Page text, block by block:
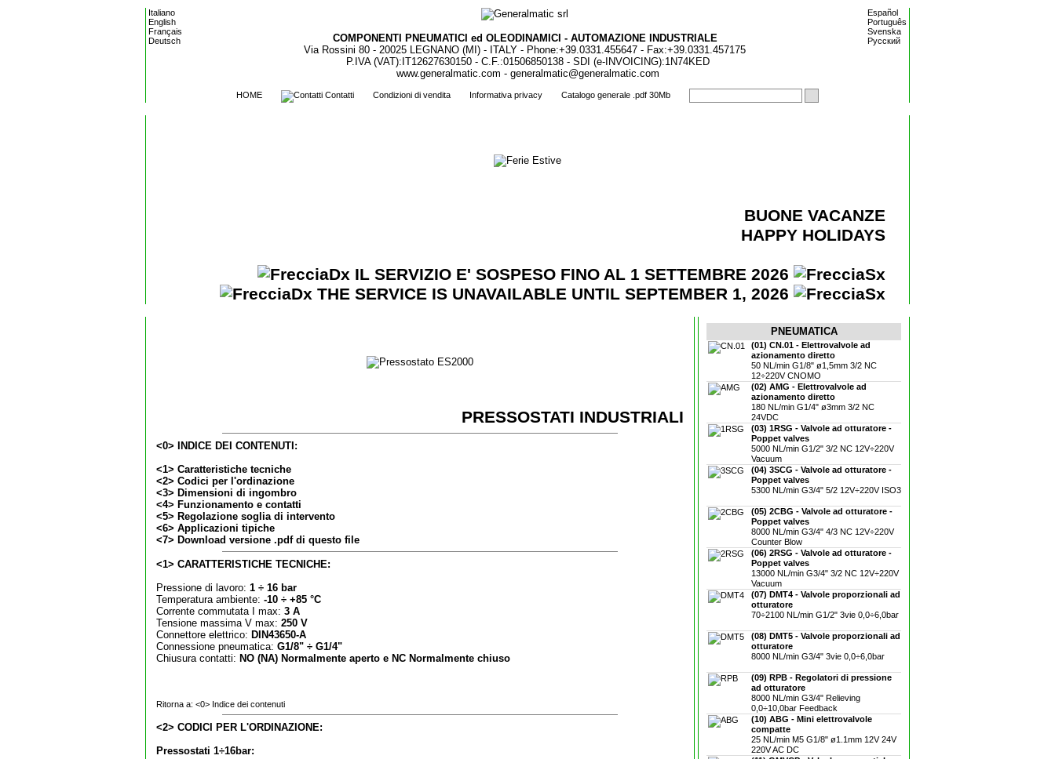
Italiano
English
Français
Deutsch
Español
Português
Svenska
Pусский
COMPONENTI PNEUMATICI ed OLEODINAMICI - AUTOMAZIONE INDUSTRIALE
Via Rossini 80 - 20025 LEGNANO (MI) - ITALY - Phone:+39.0331.455647 - Fax:+39.0331.457175
P.IVA (VAT):IT12627630150 - C.F.:01506850138 - SDI (e-INVOICING):1N74KED
www.generalmatic.com - generalmatic@generalmatic.com
HOME Contatti Condizioni di vendita Informativa privacy Catalogo generale .pdf 30Mb
BUONE VACANZE
HAPPY HOLIDAYS
IL SERVIZIO E' SOSPESO FINO AL 1 SETTEMBRE 2026
THE SERVICE IS UNAVAILABLE UNTIL SEPTEMBER 1, 2026
PRESSOSTATI INDUSTRIALI
<0> INDICE DEI CONTENUTI:
<1> Caratteristiche tecniche
<2> Codici per l'ordinazione
<3> Dimensioni di ingombro
<4> Funzionamento e contatti
<5> Regolazione soglia di intervento
<6> Applicazioni tipiche
<7> Download versione .pdf di questo file
<1> CARATTERISTICHE TECNICHE:
Pressione di lavoro: 1 ÷ 16 bar
Temperatura ambiente: -10 ÷ +85 °C
Corrente commutata I max: 3 A
Tensione massima V max: 250 V
Connettore elettrico: DIN43650-A
Connessione pneumatica: G1/8" ÷ G1/4"
Chiusura contatti: NO (NA) Normalmente aperto e NC Normalmente chiuso
Ritorna a: <0> Indice dei contenuti
<2> CODICI PER L'ORDINAZIONE:
Pressostati 1÷16bar:
PNEUMATICA
(01) CN.01 - Elettrovalvole ad
azionamento diretto
50 NL/min G1/8" ø1,5mm 3/2 NC
12÷220V CNOMO
(02) AMG - Elettrovalvole ad
azionamento diretto
180 NL/min G1/4" ø3mm 3/2 NC
24VDC
(03) 1RSG - Valvole ad otturatore -
Poppet valves
5000 NL/min G1/2" 3/2 NC 12V÷220V
Vacuum
(04) 3SCG - Valvole ad otturatore -
Poppet valves
5300 NL/min G3/4" 5/2 12V÷220V ISO3
(05) 2CBG - Valvole ad otturatore -
Poppet valves
8000 NL/min G3/4" 4/3 NC 12V÷220V
Counter Blow
(06) 2RSG - Valvole ad otturatore -
Poppet valves
13000 NL/min G3/4" 3/2 NC 12V÷220V
Vacuum
(07) DMT4 - Valvole proporzionali ad
otturatore
70÷2100 NL/min G1/2" 3vie 0,0÷6,0bar
(08) DMT5 - Valvole proporzionali ad
otturatore
8000 NL/min G3/4" 3vie 0,0÷6,0bar
(09) RPB - Regolatori di pressione
ad otturatore
8000 NL/min G3/4" Relieving
0,0÷10,0bar Feedback
(10) ABG - Mini elettrovalvole
compatte
25 NL/min M5 G1/8" ø1.1mm 12V 24V
220V AC DC